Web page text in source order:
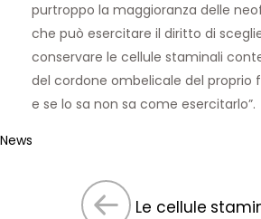
purtroppo la maggioranza delle
che può esercitare il diritto di
conservare le cellule staminali
del cordone ombelicale del proprio
e se lo sa non sa come esercitarlo”.
News
Le cellule